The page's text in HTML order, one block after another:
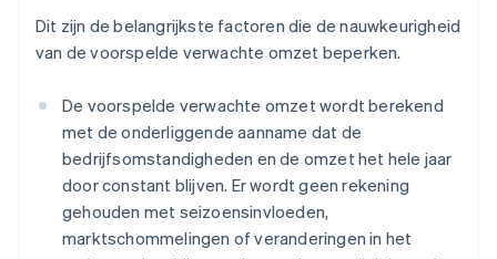
Dit zijn de belangrijkste factoren die de nauwkeurigheid
van de voorspelde verwachte omzet beperken.
De voorspelde verwachte omzet wordt berekend
met de onderliggende aanname dat de
bedrijfsomstandigheden en de omzet het hele jaar
door constant blijven. Er wordt geen rekening
gehouden met seizoensinvloeden,
marktschommelingen of veranderingen in het